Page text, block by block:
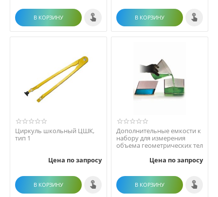
В КОРЗИНУ В КОРЗИНУ
Циркуль школьный ЦШК,
тип 1
Цена по запросу
В КОРЗИНУ
Дополнительные емкости к
набору для измерения
объема геометрических тел
Цена по запросу
В КОРЗИНУ